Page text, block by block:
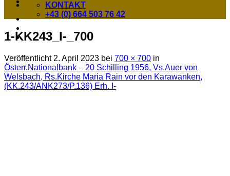
KONTAKT
+43 (0) 664 503 76 42
1-KK243_I-_700
Veröffentlicht 2. April 2023 bei 700 × 700 in
Österr.Nationalbank – 20 Schilling 1956, Vs.Auer von
Welsbach, Rs.Kirche Maria Rain vor den Karawanken,
(KK.243/ANK273/P.136) Erh. I-